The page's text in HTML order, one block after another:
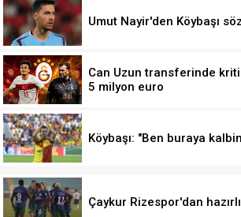
Umut Nayir'den Köybaşı
Can Uzun transferinde
5 milyon euro
Köybaşı: "Ben buraya
Çaykur Rizespor'dan